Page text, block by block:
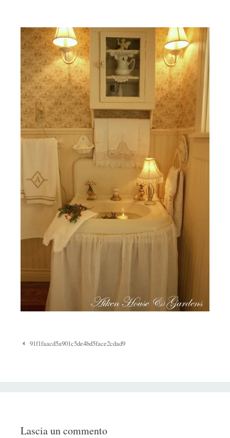
Navigazione
91f1faacd5a901c5de4bd5face2cdad9
Lascia un commento